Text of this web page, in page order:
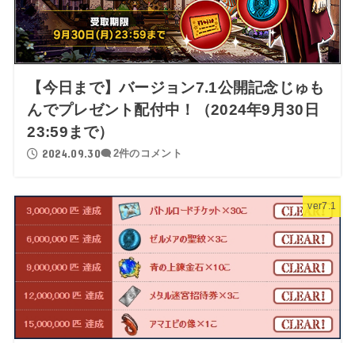
【今日まで】バージョン7.1公開記念じゅも
んでプレゼント配付中！（2024年9月30日
23:59まで）
2024.09.30 2件のコメント
ver7.1